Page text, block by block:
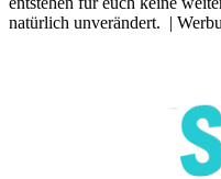
natürlich unverändert. |